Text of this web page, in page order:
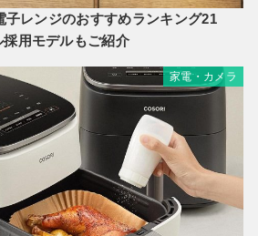
子レンジのおすすめランキング21
用モデルもご紹介
家電・カメラ